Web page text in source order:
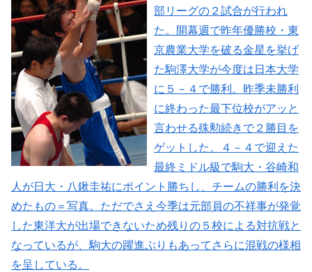
部リーグの２試合が行われ
た。開幕週で昨年優勝校・東
京農業大学を破る金星を挙げ
た駒澤大学が今度は日本大学
に５－４で勝利。昨季未勝利
に終わった最下位校がアッと
言わせる殊勲続きで２勝目を
ゲットした。４－４で迎えた
最終ミドル級で駒大・谷崎和
人が日大・八鍬圭祐にポイント勝ちし、チームの勝利を決
めたもの＝写真。ただでさえ今季は元部員の不祥事が発覚
した東洋大が出場できないため残りの５校による対抗戦と
なっているが、駒大の躍進ぶりもあってさらに混戦の様相
を呈している。